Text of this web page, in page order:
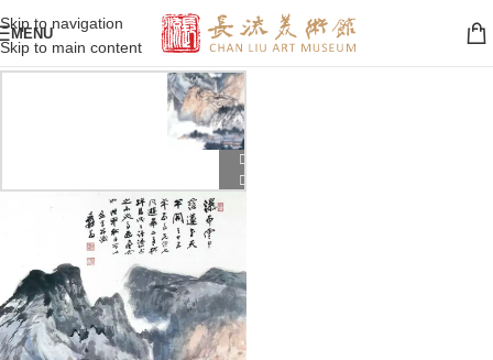
Skip to navigation
Skip to main content
MENU